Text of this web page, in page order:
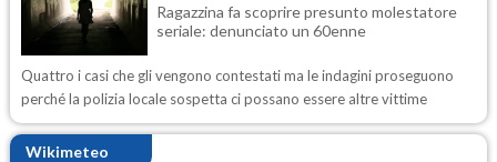
Ragazzina fa scoprire presunto molestatore
seriale: denunciato un 60enne
Quattro i casi che gli vengono contestati ma le indagini proseguono
perché la polizia locale sospetta ci possano essere altre vittime
Wikimeteo